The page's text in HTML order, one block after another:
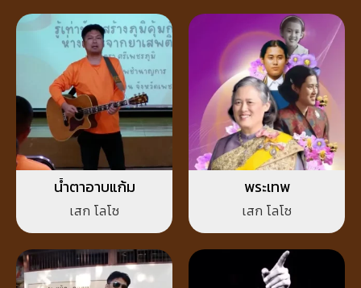
น้ำตาอาบแก้ม
เสก โลโซ
พระเทพ
เสก โลโซ